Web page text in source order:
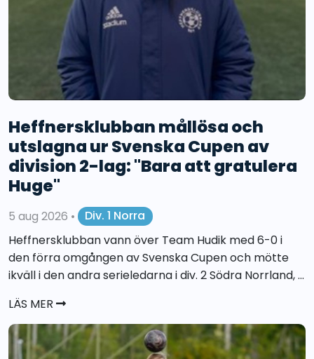
Heffnersklubban mållösa och
utslagna ur Svenska Cupen av
division 2-lag: "Bara att gratulera
Huge"
5 aug 2026 •
Div. 1 Norra
Heffnersklubban vann över Team Hudik med 6-0 i
den förra omgången av Svenska Cupen och mötte
ikväll i den andra serieledarna i div. 2 Södra Norrland, ...
LÄS MER